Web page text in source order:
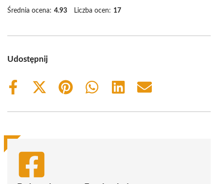
Średnia ocena: 4.93 Liczba ocen: 17
Udostępnij
Share
Share
(Twitter)
Share
Share
Share
Share